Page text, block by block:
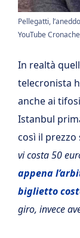
Pellegatti,
YouTube
In realtà
telecronista
anche ai
Istanbul
così il prezzo
vi costa 50
appena
biglietto
giro, invece